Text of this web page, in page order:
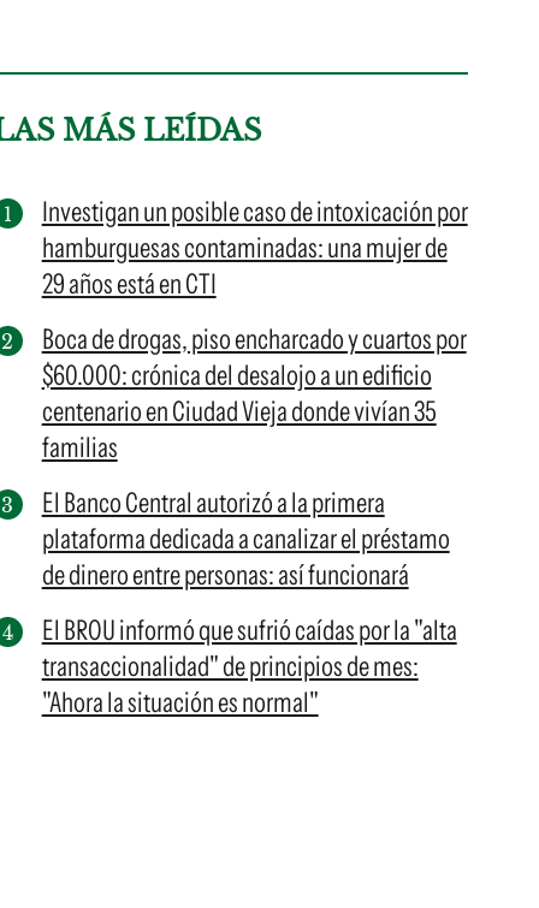
MÁS LEÍDAS
Investigan un posible caso de intoxicación por
hamburguesas contaminadas: una mujer de
29 años está en CTI
Boca de drogas, piso encharcado y cuartos por
$60.000: crónica del desalojo a un edificio
centenario en Ciudad Vieja donde vivían 35
familias
El Banco Central autorizó a la primera
plataforma dedicada a canalizar el préstamo
de dinero entre personas: así funcionará
El BROU informó que sufrió caídas por la "alta
transaccionalidad" de principios de mes:
"Ahora la situación es normal"